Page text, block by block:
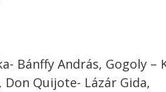
Bánffy András, Gogoly –
Don Quijote- Lázár Gida,